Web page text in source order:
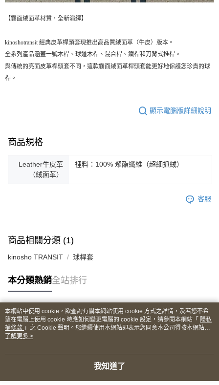
【霧面絨面革材質，全新演繹】
kinoshotransit 經典皮革桿頭套現推出高品質絨面革（牛皮）版本。
全系列產品涵蓋一號木桿、球道木桿、混合桿、鐵桿和刀背式推桿。
與傳統的亮面皮革桿頭套不同，這款霧面絨面革桿頭套能更好地保護您珍貴的球
桿。
顯示電腦版詳細說明
商品規格
Leather牛皮革
（絨面革）
裡料：100% 聚酯纖維（超細抓絨）
客服
商品相關分類 (1)
kinosho TRANSIT 球桿套
本分類熱銷全站排行
熱門標籤
本網站中使用 cookie，欲查詢有關本網站使用 cookie 方式之詳情，及若您不希
望在電腦上使用 cookie 時應如何變更電腦的 cookie 設定，請參閱本網站「 隱私
權條款 」之 Cookie 聲明。您繼續使用本網站即表示您同意本公司得按本網站使
用條款之 Cookie 聲明使用 cookie。
了解更多 >
我知道了